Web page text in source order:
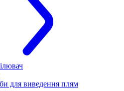
для виведення плям